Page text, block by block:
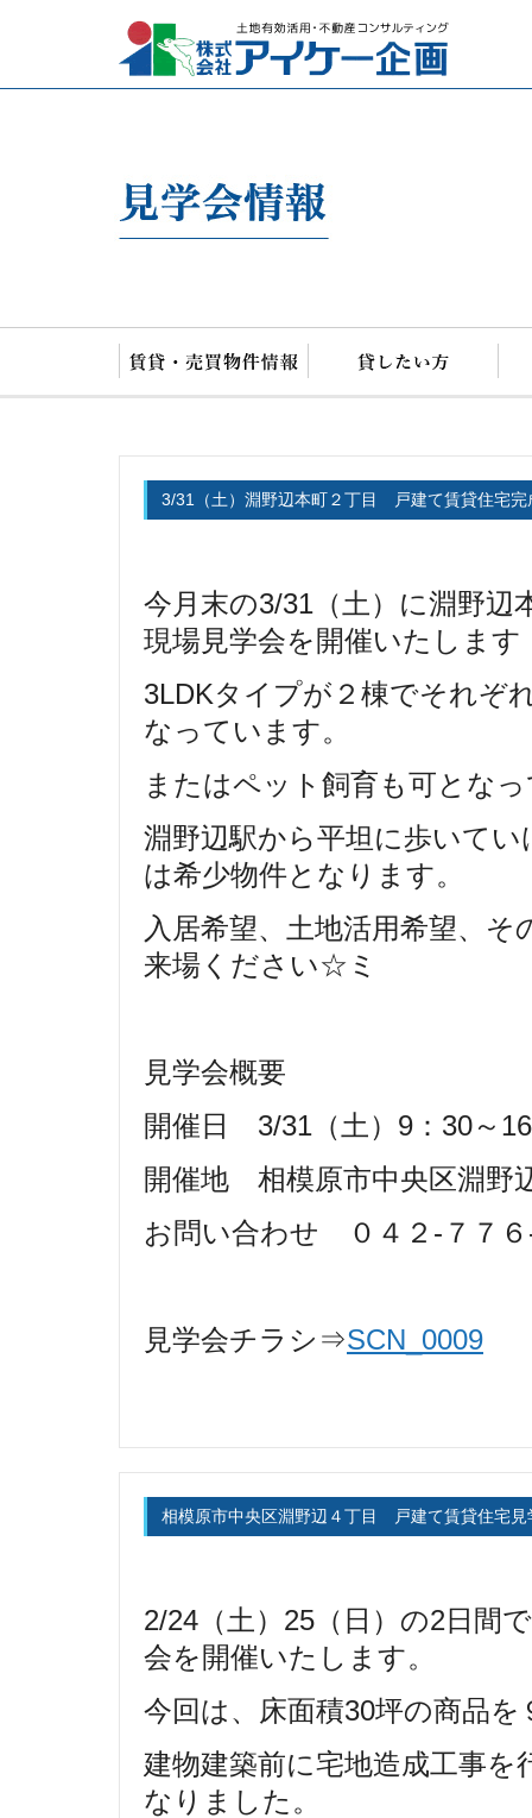
3/31（土）淵野辺本町２丁目 戸建て賃貸住宅完
今月末の3/31（土）に淵野辺
現場見学会を開催いたします
3LDKタイプが２棟でそれぞ
なっています。
またはペット飼育も可とな
淵野辺駅から平坦に歩いて
は希少物件となります。
入居希望、土地活用希望、
来場ください☆ミ
見学会概要
開催日 3/31（土）9：30～
開催地 相模原市中央区淵野
お問い合わせ ０４２-７７
見学会チラシ⇒SCN_0009
相模原市中央区淵野辺４丁目 戸建て賃貸住宅見
2/24（土）25（日）の2日間
会を開催いたします。
今回は、床面積30坪の商品
建物建築前に宅地造成工事
なりました。